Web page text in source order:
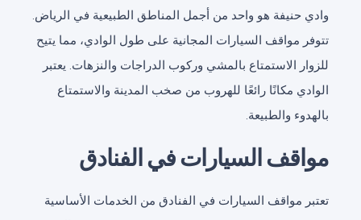
وادي حنيفة هو واحد من أجمل المناطق الطبيعية في الرياض.
تتوفر مواقف السيارات المجانية على طول الوادي، مما يتيح
للزوار الاستمتاع بالمشي وركوب الدراجات والنزهات. يعتبر
الوادي مكانًا رائعًا للهروب من صخب المدينة والاستمتاع
بالهدوء والطبيعة.
مواقف السيارات في الفنادق
تعتبر مواقف السيارات في الفنادق من الخدمات الأساسية